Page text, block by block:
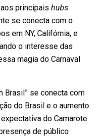
principais hubs
se conecta com o
em NY, Califórnia, e
o interesse das
magia do Carnaval
Brasil” se conecta com
do Brasil e o aumento
do Camarote
de público